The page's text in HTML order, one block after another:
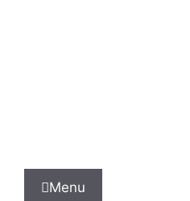
Menu